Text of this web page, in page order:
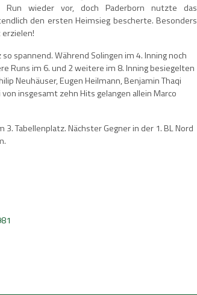
Run wieder vor, doch Paderborn nutzte das
den ersten Heimsieg bescherte. Besonders
spannend. Während Solingen im 4. Inning noch
Runs im 6. und 2 weitere im 8. Inning besiegelten
Neuhäuser, Eugen Heilmann, Benjamin Thaqi
insgesamt zehn Hits gelangen allein Marco
Tabellenplatz. Nächster Gegner in der 1. BL Nord